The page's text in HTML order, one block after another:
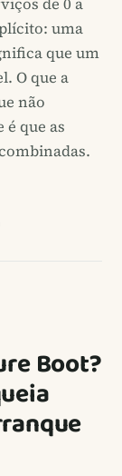
uma
que um
O que a
não
que as
Boot?